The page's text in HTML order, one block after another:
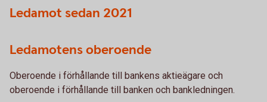
Ledamot sedan 2021
Ledamotens oberoende
Oberoende i förhållande till bankens aktieägare och
oberoende i förhållande till banken och bankledningen.